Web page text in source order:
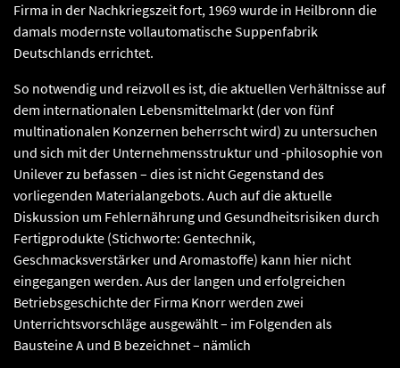
Firma in der Nachkriegszeit fort, 1969 wurde in Heilbronn die
damals modernste vollautomatische Suppenfabrik
Deutschlands errichtet.
So notwendig und reizvoll es ist, die aktuellen Verhältnisse auf
dem internationalen Lebensmittelmarkt (der von fünf
multinationalen Konzernen beherrscht wird) zu untersuchen
und sich mit der Unternehmensstruktur und -philosophie von
Unilever zu befassen – dies ist nicht Gegenstand des
vorliegenden Materialangebots. Auch auf die aktuelle
Diskussion um Fehlernährung und Gesundheitsrisiken durch
Fertigprodukte (Stichworte: Gentechnik,
Geschmacksverstärker und Aromastoffe) kann hier nicht
eingegangen werden. Aus der langen und erfolgreichen
Betriebsgeschichte der Firma Knorr werden zwei
Unterrichtsvorschläge ausgewählt – im Folgenden als
Bausteine A und B bezeichnet – nämlich